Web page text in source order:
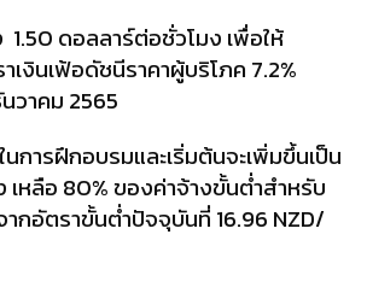
1.50 ดอลลาร์ต่อชั่วโมง เพื่อให้
งินเฟ้อดัชนีราคาผู้บริโภค 7.2%
วาคม 2565
การฝึกอบรมและเริ่มต้นจะเพิ่มขึ้นเป็น
เหลือ 80% ของค่าจ้างขั้นต่ำสำหรับ
กอัตราขั้นต่ำปัจจุบันที่ 16.96 NZD/